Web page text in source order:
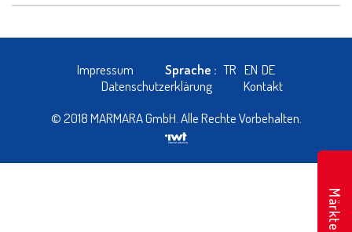
Impressum Sprache : TR EN DE
Datenschutzerklärung
Kontakt
© 2018 MARMARA GmbH. Alle Rechte Vorbehalten.
Märkte